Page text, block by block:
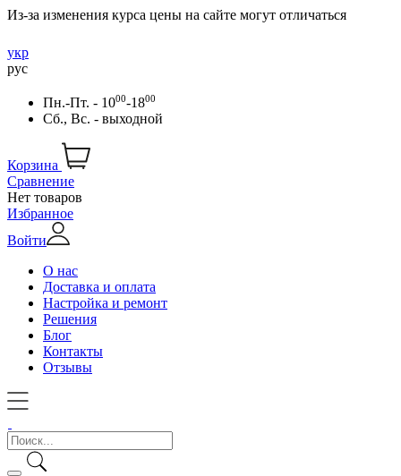
Из-за изменения курса цены на сайте могут отличаться
укр
рус
Пн.-Пт. - 1000-1800
Сб., Вс. - выходной
Корзина
Сравнение
Нет товаров
Избранное
Войти
О нас
Доставка и оплата
Настройка и ремонт
Решения
Блог
Контакты
Отзывы